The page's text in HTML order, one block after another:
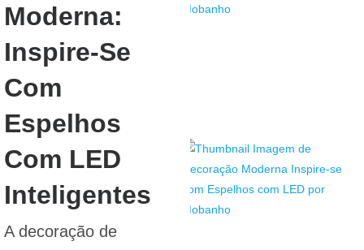
Moderna:
Inspire-Se
Com
Espelhos
Com LED
Inteligentes
A decoração de